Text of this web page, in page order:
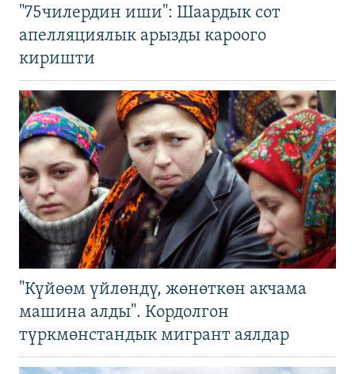
"75чилердин иши": Шаардык сот
апелляциялык арызды кароого
киришти
"Күйөөм үйлөндү, жөнөткөн акчама
машина алды". Кордолгон
түркмөнстандык мигрант аялдар